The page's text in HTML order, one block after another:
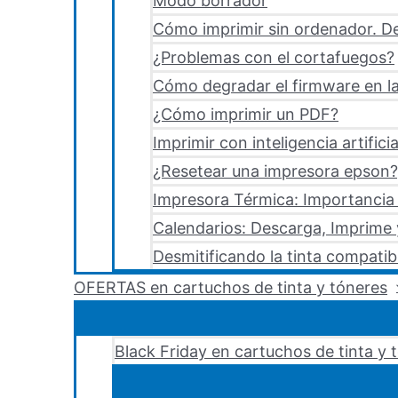
Cómo imprimir sin ordenador.
¿Problemas con el cortafuegos?
Cómo degradar el firmware en
¿Cómo imprimir un PDF?
Imprimir con inteligencia
¿Resetear una impresora
Impresora Térmica:
Calendarios: Descarga, Imprime
Desmitificando la tinta
OFERTAS en cartuchos de tinta y tóneres
Black Friday en cartuchos de tinta y